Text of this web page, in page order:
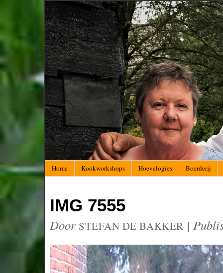
Home Kookworkshops Hoevelogies Boerderij
IMG 7555
Door STEFAN DE BAKKER |